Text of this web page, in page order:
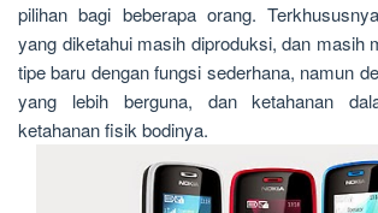
pilihan bagi beberapa orang. Terkhususnya
yang diketahui masih diproduksi, dan masih
tipe baru dengan fungsi sederhana, namun
yang lebih berguna, dan ketahanan
ketahanan fisik bodinya.